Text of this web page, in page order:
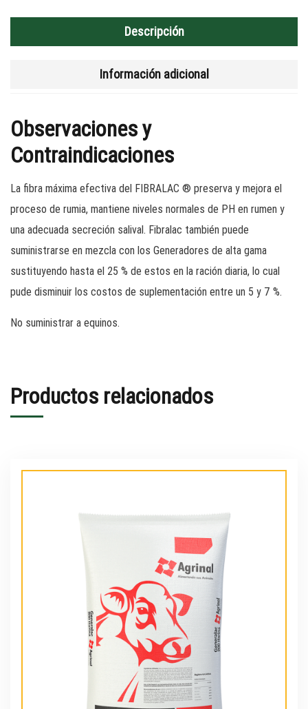
Descripción
Información adicional
Observaciones y
Contraindicaciones
La fibra máxima efectiva del FIBRALAC ® preserva y mejora el
proceso de rumia, mantiene niveles normales de PH en rumen y
una adecuada secreción salival. Fibralac también puede
suministrarse en mezcla con los Generadores de alta gama
sustituyendo hasta el 25 % de estos en la ración diaria, lo cual
pude disminuir los costos de suplementación entre un 5 y 7 %.
No suministrar a equinos.
Productos relacionados